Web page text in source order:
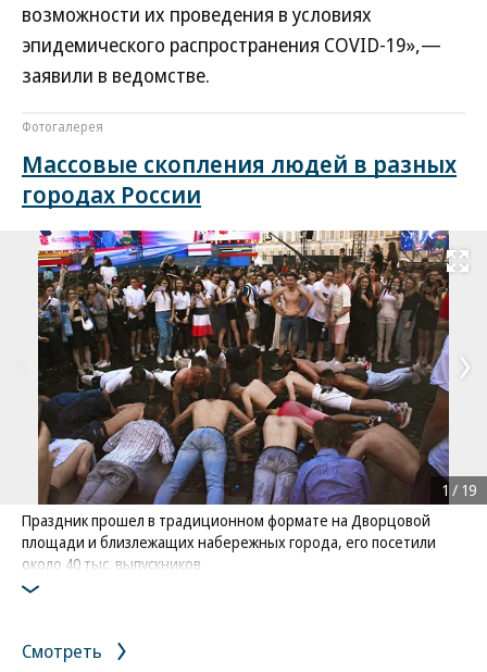
возможности их проведения в условиях
эпидемического распространения COVID-19»,—
заявили в ведомстве.
Фотогалерея
Массовые скопления людей в разных
городах России
Развернуть
Праздник прошел в традиционном формате на Дворцовой
площади и близлежащих набережных города, его посетили
около 40 тыс. выпускников
Фото: Коммерсантъ / Марина Мамонтова
1 / 19
Смотреть